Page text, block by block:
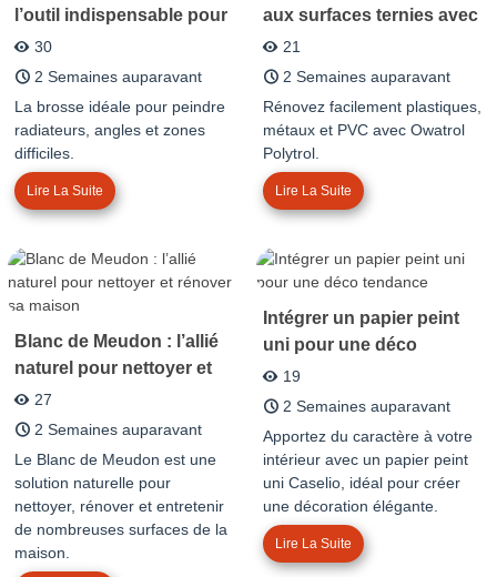
l’outil indispensable pour
peindre les zones
difficiles
30
2 Semaines auparavant
La brosse idéale pour peindre
radiateurs, angles et zones
difficiles.
Lire La Suite
aux surfaces ternies avec
l'Owatrol Polytrol ?
21
2 Semaines auparavant
Rénovez facilement plastiques,
métaux et PVC avec Owatrol
Polytrol.
Lire La Suite
Blanc de Meudon : l’allié
naturel pour nettoyer et
rénover sa maison
27
2 Semaines auparavant
Le Blanc de Meudon est une
solution naturelle pour
nettoyer, rénover et entretenir
de nombreuses surfaces de la
maison.
Intégrer un papier peint
uni pour une déco
tendance
19
2 Semaines auparavant
Apportez du caractère à votre
intérieur avec un papier peint
uni Caselio, idéal pour créer
une décoration élégante.
Lire La Suite